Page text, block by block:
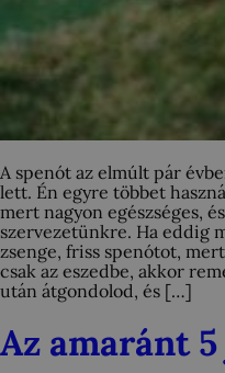
A spenót az elmúlt pár
lett. Én egyre többet
mert nagyon egészséges,
szervezetünkre. Ha eddig
zsenge, friss spenótot,
csak az eszedbe, akkor
után átgondolod, és […]
Az amaránt